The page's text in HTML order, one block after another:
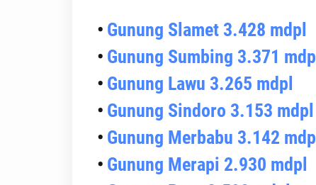
Gunung Slamet 3.428 mdpl
Gunung Sumbing 3.371 mdpl
Gunung Lawu 3.265 mdpl
Gunung Sindoro 3.153 mdpl
Gunung Merbabu 3.142 mdpl
Gunung Merapi 2.930 mdpl